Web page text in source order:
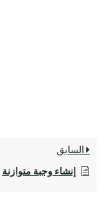
السابق
إنشاء وجبة متوازنة